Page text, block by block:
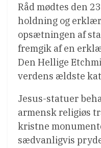
Råd mødtes den
holdning og
opsætningen af
fremgik af en
Den Hellige
verdens ældste
Jesus-statuer
armensk religiøs
kristne
sædvanligvis